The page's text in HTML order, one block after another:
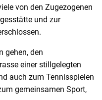
von den Zugezogenen
und zur
gehen, den
einer stillgelegten
auch zum Tennisspielen
gemeinsamen Sport,